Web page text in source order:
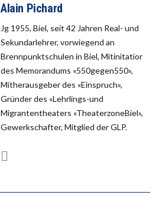
Alain Pichard
Jg 1955, Biel, seit 42 Jahren Real- und
Sekundarlehrer, vorwiegend an
Brennpunktschulen in Biel, Mitinitatior
des Memorandums «550gegen550»,
Mitherausgeber des «Einspruch»,
Gründer des «Lehrlings-und
Migrantentheaters «TheaterzoneBiel»,
Gewerkschafter, Mitglied der GLP.